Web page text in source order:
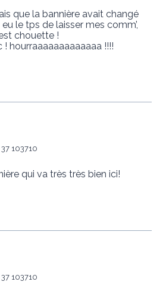
que la bannière avait changé
le tps de laisser mes comm’,
chouette !
hourraaaaaaaaaaaaa !!!!
103710
qui va très très bien ici!
103710